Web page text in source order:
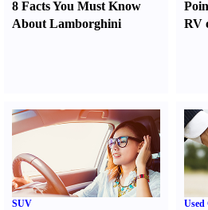
8 Facts You Must Know
About Lamborghini
RV
SUV Used